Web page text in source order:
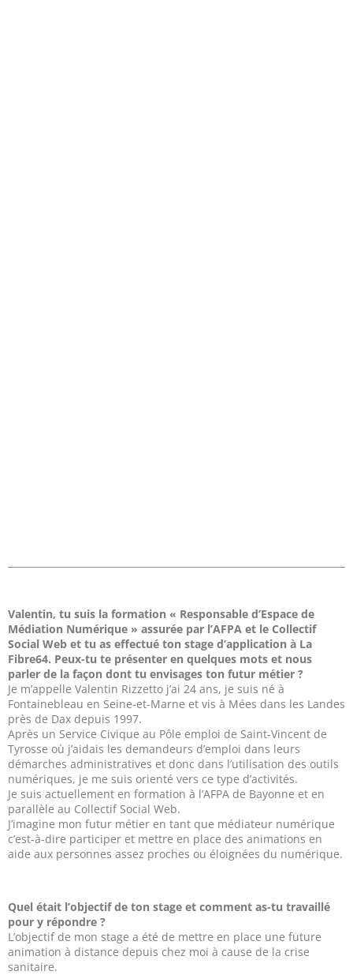
Valentin, tu suis la formation « Responsable d’Espace de
Médiation Numérique » assurée par l’AFPA et le Collectif
Social Web et tu as effectué ton stage d’application à La
Fibre64. Peux-tu te présenter en quelques mots et nous
parler de la façon dont tu envisages ton futur métier ?
Je m’appelle Valentin Rizzetto j’ai 24 ans, je suis né à
Fontainebleau en Seine-et-Marne et vis à Mées dans les Landes
près de Dax depuis 1997.
Après un Service Civique au Pôle emploi de Saint-Vincent de
Tyrosse où j’aidais les demandeurs d’emploi dans leurs
démarches administratives et donc dans l’utilisation des outils
numériques, je me suis orienté vers ce type d’activités.
Je suis actuellement en formation à l’AFPA de Bayonne et en
parallèle au Collectif Social Web.
J’imagine mon futur métier en tant que médiateur numérique
c’est-à-dire participer et mettre en place des animations en
aide aux personnes assez proches ou éloignées du numérique.
Quel était l’objectif de ton stage et comment as-tu travaillé
pour y répondre ?
L’objectif de mon stage a été de mettre en place une future
animation à distance depuis chez moi à cause de la crise
sanitaire.